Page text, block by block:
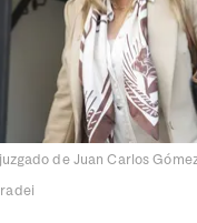
de Juan Carlos